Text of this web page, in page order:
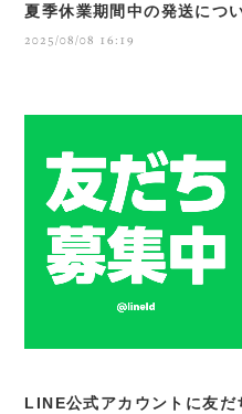
夏季休業期間中の発送につ
2025/08/08 16:19
LINE公式アカウントに友